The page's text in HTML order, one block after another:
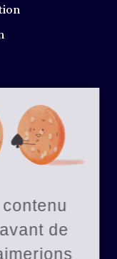
contenu
avant de
aimerions